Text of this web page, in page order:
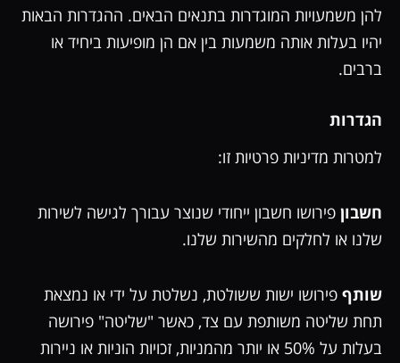
להן משמעויות המוגדרות בתנאים הבאים. ההגדרות הבאות
יהיו בעלות אותה משמעות בין אם הן מופיעות ביחיד או
ברבים.
הגדרות
למטרות מדיניות פרטיות זו:
חשבון פירושו חשבון ייחודי שנוצר עבורך לגישה לשירות
שלנו או לחלקים מהשירות שלנו.
שותף פירושו ישות ששולטת, נשלטת על ידי או נמצאת
תחת שליטה משותפת עם צד, כאשר "שליטה" פירושה
בעלות על 50% או יותר מהמניות, זכויות הוניות או ניירות